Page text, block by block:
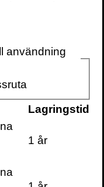
i
eller
och
skadar
Hur
användning
Lagringstid
1 år